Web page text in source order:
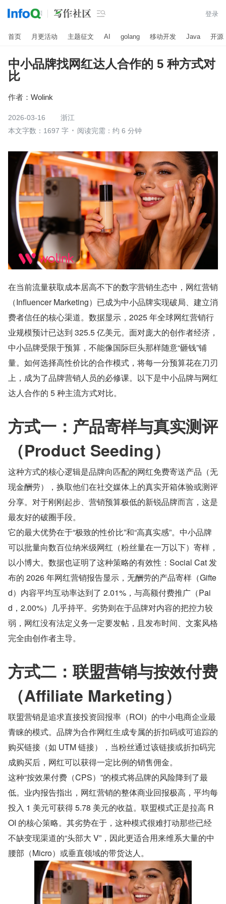
 登录
首页 月更活动 主题征文 AI golang 移动开发 Java 开源
中小品牌找网红达人合作的 5 种方式对
比
作者： Wolink
2026-03-16
浙江
本文字数：1697 字
阅读完需：约 6 分钟
在当前流量获取成本居高不下的数字营销生态中，网红营销
（Influencer Marketing）已成为中小品牌实现破局、建立消
费者信任的核心渠道。数据显示，2025 年全球网红营销行
业规模预计已达到 325.5 亿美元。面对庞大的创作者经济，
中小品牌受限于预算，不能像国际巨头那样随意“砸钱”铺
量。如何选择高性价比的合作模式，将每一分预算花在刀刃
上，成为了品牌营销人员的必修课。以下是中小品牌与网红
达人合作的 5 种主流方式对比。
方式一：产品寄样与真实测评
（Product Seeding）
这种方式的核心逻辑是品牌向匹配的网红免费寄送产品（无
现金酬劳），换取他们在社交媒体上的真实开箱体验或测评
分享。对于刚刚起步、营销预算极低的新锐品牌而言，这是
最友好的破圈手段。
它的最大优势在于“极致的性价比”和“高真实感”。中小品牌
可以批量向数百位纳米级网红（粉丝量在一万以下）寄样，
以小博大。数据也证明了这种策略的有效性：Social Cat 发
布的 2026 年网红营销报告显示，无酬劳的产品寄样（Gifte
d）内容平均互动率达到了 2.01%，与高额付费推广（Pai
d，2.00%）几乎持平。劣势则在于品牌对内容的把控力较
弱，网红没有法定义务一定要发帖，且发布时间、文案风格
完全由创作者主导。
方式二：联盟营销与按效付费
（Affiliate Marketing）
联盟营销是追求直接投资回报率（ROI）的中小电商企业最
青睐的模式。品牌为合作网红生成专属的折扣码或可追踪的
购买链接（如 UTM 链接），当粉丝通过该链接或折扣码完
成购买后，网红可以获得一定比例的销售佣金。
这种“按效果付费（CPS）”的模式将品牌的风险降到了最
低。业内报告指出，网红营销的整体商业回报极高，平均每
投入 1 美元可获得 5.78 美元的收益。联盟模式正是拉高 R
OI 的核心策略。其劣势在于，这种模式很难打动那些已经
不缺变现渠道的“头部大 V”，因此更适合用来维系大量的中
腰部（Micro）或垂直领域的带货达人。